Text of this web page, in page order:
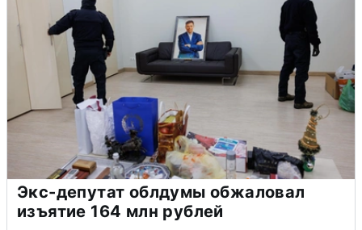
Экс-депутат облдумы обжаловал
изъятие 164 млн рублей